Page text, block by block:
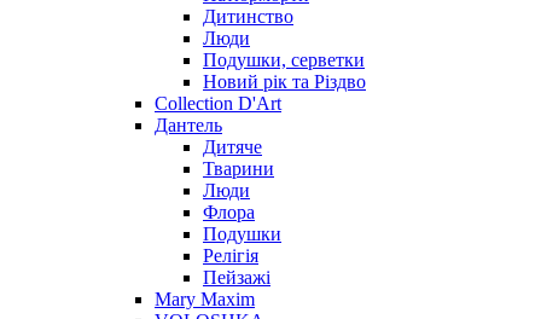
Дитинство
Люди
Подушки, серветки
Новий рік та Різдво
Collection D'Art
Дантель
Дитяче
Тварини
Люди
Флора
Подушки
Релігія
Пейзажі
Mary Maxim